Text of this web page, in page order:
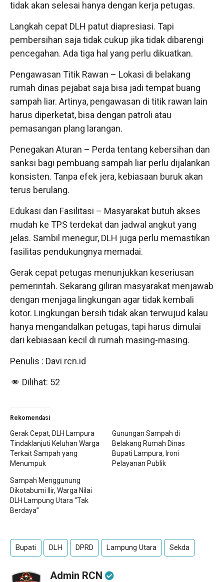
tidak akan selesai hanya dengan kerja petugas.
Langkah cepat DLH patut diapresiasi. Tapi
pembersihan saja tidak cukup jika tidak dibarengi
pencegahan. Ada tiga hal yang perlu dikuatkan.
Pengawasan Titik Rawan – Lokasi di belakang
rumah dinas pejabat saja bisa jadi tempat buang
sampah liar. Artinya, pengawasan di titik rawan lain
harus diperketat, bisa dengan patroli atau
pemasangan plang larangan.
Penegakan Aturan – Perda tentang kebersihan dan
sanksi bagi pembuang sampah liar perlu dijalankan
konsisten. Tanpa efek jera, kebiasaan buruk akan
terus berulang.
Edukasi dan Fasilitasi – Masyarakat butuh akses
mudah ke TPS terdekat dan jadwal angkut yang
jelas. Sambil menegur, DLH juga perlu memastikan
fasilitas pendukungnya memadai.
Gerak cepat petugas menunjukkan keseriusan
pemerintah. Sekarang giliran masyarakat menjawab
dengan menjaga lingkungan agar tidak kembali
kotor. Lingkungan bersih tidak akan terwujud kalau
hanya mengandalkan petugas, tapi harus dimulai
dari kebiasaan kecil di rumah masing-masing.
Penulis : Davi rcn.id
Dilihat: 52
Rekomendasi
Gerak Cepat, DLH Lampura
Tindaklanjuti Keluhan Warga
Terkait Sampah yang
Menumpuk
Gunungan Sampah di
Belakang Rumah Dinas
Bupati Lampura, Ironi
Pelayanan Publik
Sampah Menggunung
Dikotabumi Ilir, Warga Nilai
DLH Lampung Utara “Tak
Berdaya”
Bupati DLH DPRD Lampung Utara Sekda
Admin RCN